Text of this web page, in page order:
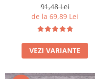
91,48 Lei
de la 69,89 Lei
VEZI VARIANTE